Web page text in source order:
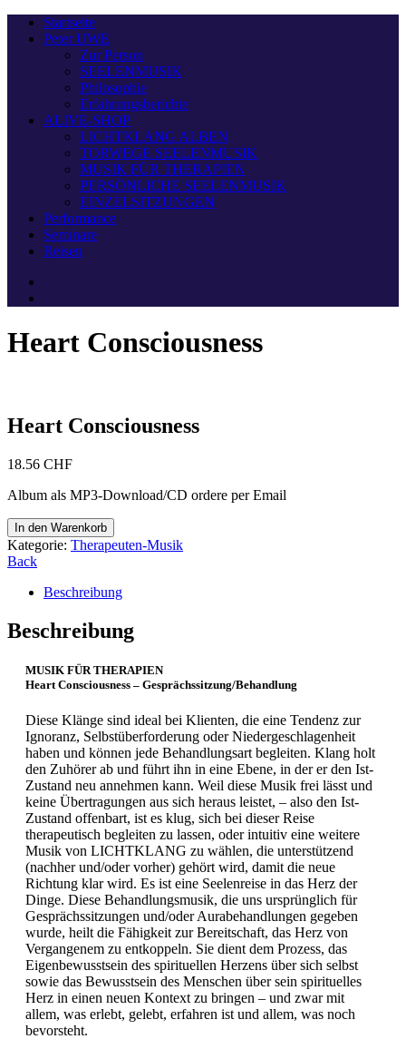
Startseite
Peter UWE
Zur Person
SEELENMUSIK
Philosophie
Erfahrungsberichte
ALIVE-SHOP
LICHTKLANG ALBEN
TORWEGE SEELENMUSIK
MUSIK FÜR THERAPIEN
PERSÖNLICHE SEELENMUSIK
EINZELSITZUNGEN
Performance
Seminare
Reisen
Heart Consciousness
Heart Consciousness
18.56 CHF
Album als MP3-Download/CD ordere per Email
Heart
Consciousness
Menge
In den Warenkorb
Kategorie: Therapeuten-Musik
Back
Beschreibung
Beschreibung
MUSIK FÜR THERAPIEN
Heart Consciousness – Gesprächssitzung/Behandlung
Diese Klänge sind ideal bei Klienten, die eine Tendenz zur
Ignoranz, Selbstüberforderung oder Niedergeschlagenheit
haben und können jede Behandlungsart begleiten. Klang holt
den Zuhörer ab und führt ihn in eine Ebene, in der er den Ist-
Zustand neu annehmen kann. Weil diese Musik frei lässt und
keine Übertragungen aus sich heraus leistet, – also den Ist-
Zustand offenbart, ist es klug, sich bei dieser Reise
therapeutisch begleiten zu lassen, oder intuitiv eine weitere
Musik von LICHTKLANG zu wählen, die unterstützend
(nachher und/oder vorher) gehört wird, damit die neue
Richtung klar wird. Es ist eine Seelenreise in das Herz der
Dinge. Diese Behandlungsmusik, die uns ursprünglich für
Gesprächssitzungen und/oder Aurabehandlungen gegeben
wurde, heilt die Fähigkeit zur Bereitschaft, das Herz von
Vergangenem zu entkoppeln. Sie dient dem Prozess, das
Eigenbewusstsein des spirituellen Herzens über sich selbst
sowie das Bewusstsein des Menschen über sein spirituelles
Herz in einen neuen Kontext zu bringen – und zwar mit
allem, was erlebt, gelebt, erfahren ist und allem, was noch
bevorsteht.